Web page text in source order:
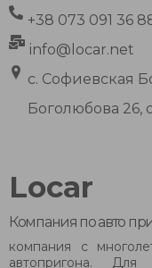
Locar
Компания по авто
компания с
автопригона.
+38 073 091 36
info@locar.net
с. Софиевская
Боголюбова 26,